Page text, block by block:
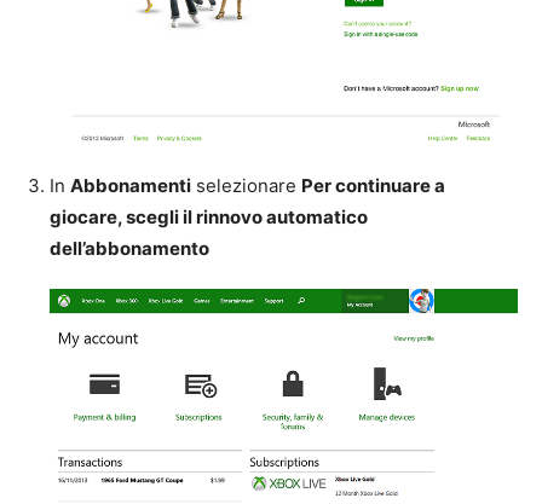
In Abbonamenti selezionare Per continuare a
giocare, scegli il rinnovo automatico
dell’abbonamento